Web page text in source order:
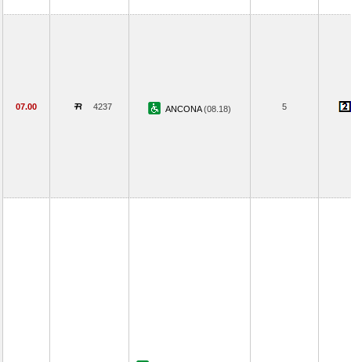
07.00 4237 ANCONA(08.18) 5